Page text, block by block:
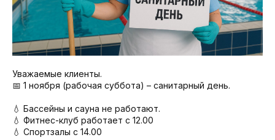
Уважаемые клиенты.
📅 1 ноября (рабочая суббота) – санитарный день.
💧 Бассейны и сауна не работают.
💧 Фитнес-клуб работает с 12.00
💧 Спортзалы с 14.00